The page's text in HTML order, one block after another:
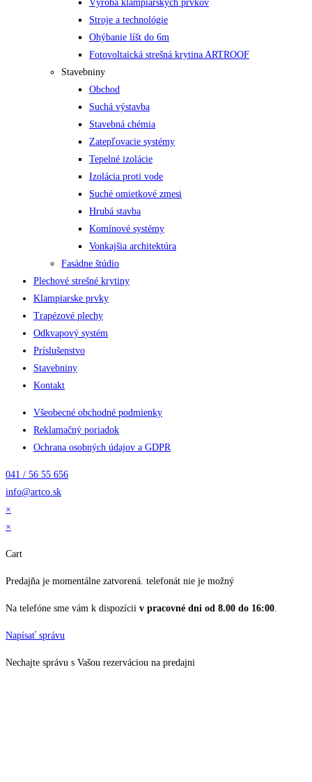
Výroba klampiarskych prvkov
Stroje a technológie
Ohýbanie líšt do 6m
Fotovoltaická strešná krytina ARTROOF
Stavebniny
Obchod
Suchá výstavba
Stavebná chémia
Zatepľovacie systémy
Tepelné izolácie
Izolácia proti vode
Suché omietkové zmesi
Hrubá stavba
Komínové systémy
Vonkajšia architektúra
Fasádne štúdio
Plechové strešné krytiny
Klampiarske prvky
Trapézové plechy
Odkvapový systém
Príslušenstvo
Stavebniny
Kontakt
Všeobecné obchodné podmienky
Reklamačný poriadok
Ochrana osobných údajov a GDPR
041 / 56 55 656
info@artco.sk
×
×
Cart
Predajňa je momentálne zatvorená. telefonát nie je možný
Na telefóne sme vám k dispozícii v pracovné dni od 8.00 do 16:00.
Napísať správu
Nechajte správu s Vašou rezerváciou na predajni